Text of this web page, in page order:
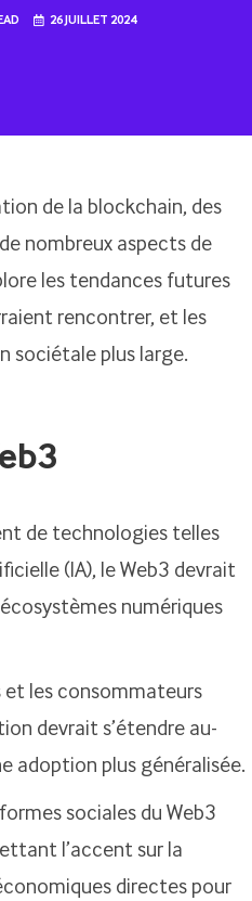
26 JUILLET 2024
de la blockchain, des
nombreux aspects de
les tendances futures
rencontrer, et les
sociétale plus large.
de technologies telles
(IA), le Web3 devrait
numériques
et les consommateurs
devrait s’étendre au-
adoption plus généralisée.
sociales du Web3
l’accent sur la
directes pour